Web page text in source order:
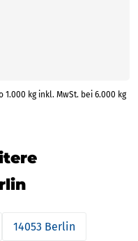
kg inkl. MwSt. bei 6.000 kg
14053 Berlin